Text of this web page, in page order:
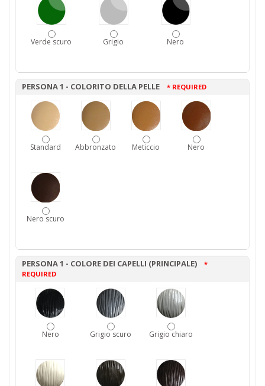
Verde scuro Grigio Nero
PERSONA 1 - COLORITO DELLA PELLE * REQUIRED
Standard Abbronzato Meticcio Nero
Nero scuro
PERSONA 1 - COLORE DEI CAPELLI (PRINCIPALE) *
REQUIRED
Nero Grigio scuro Grigio chiaro